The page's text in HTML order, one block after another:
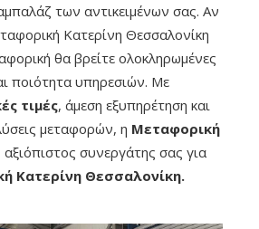
των αντικειμένων σας. Αν
Κατερίνη Θεσσαλονίκη
θα βρείτε ολοκληρωμένες
ποιότητα υπηρεσιών. Με
τιμές, άμεση εξυπηρέτηση και
μεταφορών, η Μεταφορική
αξιόπιστος συνεργάτης σας για
Κατερίνη Θεσσαλονίκη.